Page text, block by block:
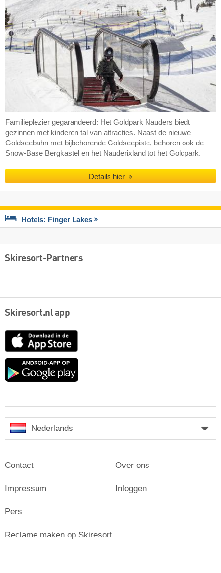
Familieplezier gegarandeerd: Het Goldpark Nauders biedt
gezinnen met kinderen tal van attracties. Naast de nieuwe
Goldseebahn met bijbehorende Goldseepiste, behoren ook de
Snow-Base Bergkastel en het Nauderixland tot het Goldpark.
Details hier
Hotels: Finger Lakes
Skiresort-Partners
Skiresort.nl app
App
Google
Nederlands
Contact
Impressum
Pers
Over ons
Inloggen
Reclame maken op Skiresort